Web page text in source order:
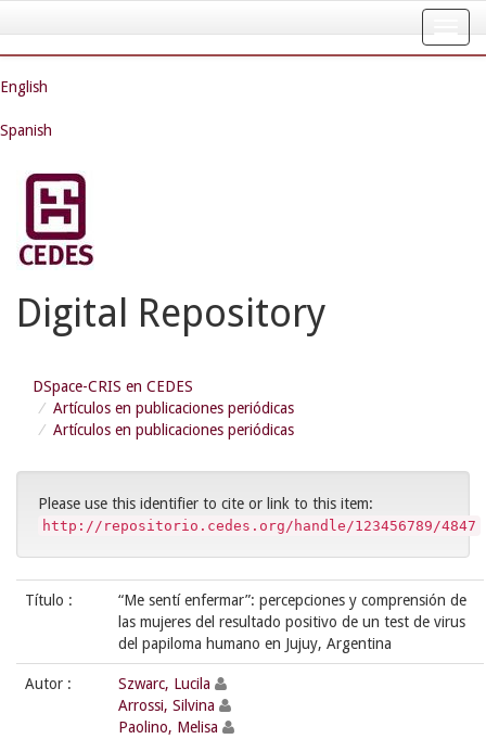
navigation
English
Spanish
Digital Repository
DSpace-CRIS en CEDES
Artículos en publicaciones periódicas
Artículos en publicaciones periódicas
Please use this identifier to cite or link to this item:
http://repositorio.cedes.org/handle/123456789/4847
Título :
“Me sentí enfermar”: percepciones y comprensión de
las mujeres del resultado positivo de un test de virus
del papiloma humano en Jujuy, Argentina
Autor :
Szwarc, Lucila
Arrossi, Silvina
Paolino, Melisa